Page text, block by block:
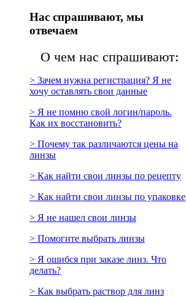
Нас спрашивают, мы
отвечаем
О чем нас спрашивают:
> Зачем нужна регистрация? Я не
хочу оставлять свои данные
> Я не помню свой логин/пароль.
Как их восстановить?
> Почему так различаются цены на
линзы
> Как найти свои линзы по рецепту
> Как найти свои линзы по упаковке
> Я не нашел свои линзы
> Помогите выбрать линзы
> Я ошибся при заказе линз. Что
делать?
> Как выбрать раствор для линз